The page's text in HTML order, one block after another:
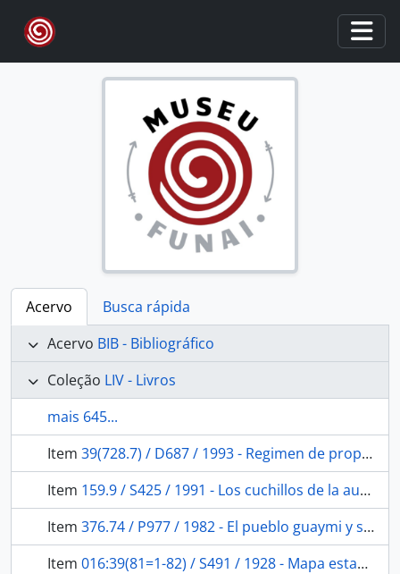
Skip to main content
Acervo
Busca rápida
Acervo BIB - Bibliográfico
Coleção LIV - Livros
mais 645...
Item 39(728.7) / D687 / 1993 - Regimen de propiedad de los pueblos indigenas
Item 159.9 / S425 / 1991 - Los cuchillos de la ausencia: aproximación a la psicologia del desarraigo.
Item 376.74 / P977 / 1982 - El pueblo guaymi y su futuro, quién dijo que estamos cansados de ser indios?
Item 016:39(81=1-82) / S491 / 1928 - Mapa estabelecimentos atuais do Serviço